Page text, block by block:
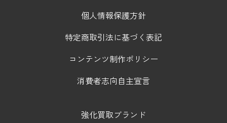
個人情報保護方針
特定商取引法に基づく表記
コンテンツ制作ポリシー
消費者志向自主宣言
強化買取ブランド